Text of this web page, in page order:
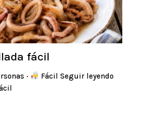
fácil
·
Fácil Seguir leyendo